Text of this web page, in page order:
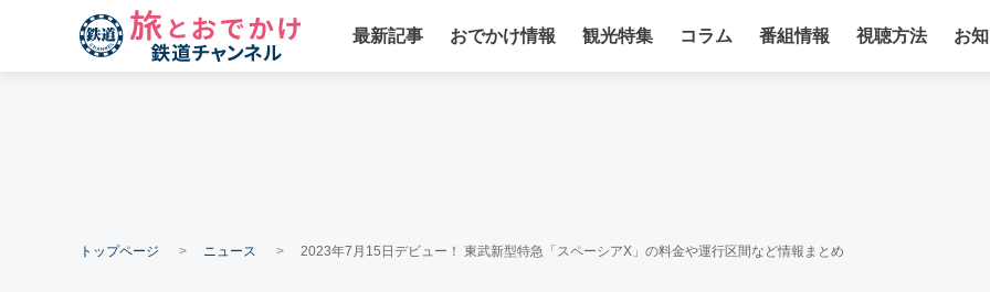
最新記事 おでかけ情報 観光特集 コラム 番組情報 視聴方法 お
トップページ ニュース 2023年7月15日デビュー！ 東武新型特急「スペーシアX」の料金や運行区間など情報まとめ